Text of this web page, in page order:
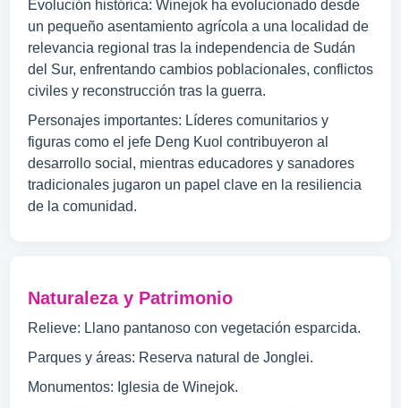
Evolución histórica: Winejok ha evolucionado desde
un pequeño asentamiento agrícola a una localidad de
relevancia regional tras la independencia de Sudán
del Sur, enfrentando cambios poblacionales, conflictos
civiles y reconstrucción tras la guerra.
Personajes importantes: Líderes comunitarios y
figuras como el jefe Deng Kuol contribuyeron al
desarrollo social, mientras educadores y sanadores
tradicionales jugaron un papel clave en la resiliencia
de la comunidad.
Naturaleza y Patrimonio
Relieve: Llano pantanoso con vegetación esparcida.
Parques y áreas: Reserva natural de Jonglei.
Monumentos: Iglesia de Winejok.